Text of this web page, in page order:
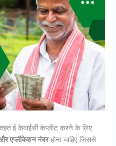
ई केवाईसी कंप्लीट करने के लिए
एप्लीकेशन नंबरहोना चाहिए जिससे